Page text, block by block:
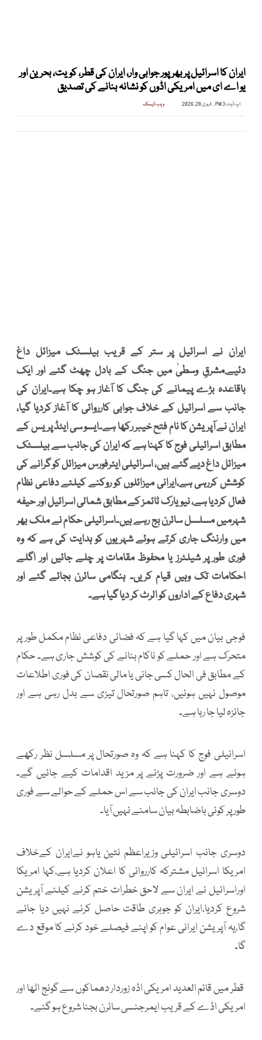
ایران کا اسرائیل پر بھرپور جوابی وار، ایران کی قطر، کویت، بحرین اور
یو اے ای میں امریکی اڈوں کو نشانہ بنانے کی تصدیق
اپ ڈیٹ:3 PM , فروری 28, 2026 ویب ڈیسک
ایران نے اسرائیل پر ستر کے قریب بیلسٹک میزائل داغ
دئیے.مشرقِ وسطیٰ میں جنگ کے بادل چھٹ گئے اور ایک
باقاعدہ بڑے پیمانے کی جنگ کا آغاز ہو چکا ہے۔ایران کی
جانب سے اسرائیل کے خلاف جوابی کارروائی کا آغاز کردیا گیا،
ایران نے آپریشن کا نام فتح خیبر رکھا ہے۔ایسو سی ایٹڈ پریس کے
مطابق اسرائیلی فوج کا کہنا ہے کہ ایران کی جانب سے بیلسٹک
میزائل داغ دیے گئے ہیں، اسرائیلی ایئرفورس میزائل کو گرانے کی
کوشش کررہی ہے،ایرانی میزائلوں کو روکنے کیلئے دفاعی نظام
فعال کردیا ہے، نیویارک ٹائمز کے مطابق شمالی اسرائیل اور حیفہ
شہرمیں مسلسل سائرن بج رہے ہیں۔اسرائیلی حکام نے ملک بھر
میں وارننگ جاری کرتے ہوئے شہریوں کو ہدایت کی ہے کہ وہ
فوری طور پر شیلٹرز یا محفوظ مقامات پر چلے جائیں اور اگلے
احکامات تک وہیں قیام کریں۔ ہنگامی سائرن بجائے گئے اور
شہری دفاع کے اداروں کو الرٹ کر دیا گیا ہے۔
فوجی بیان میں کہا گیا ہے کہ فضائی دفاعی نظام مکمل طور پر
متحرک ہے اور حملے کو ناکام بنانے کی کوشش جاری ہے۔ حکام
کے مطابق فی الحال کسی جانی یا مالی نقصان کی فوری اطلاعات
موصول نہیں ہوئیں، تاہم صورتحال تیزی سے بدل رہی ہے اور
جائزہ لیا جا رہا ہے۔
اسرائیلی فوج کا کہنا ہے کہ وہ صورتحال پر مسلسل نظر رکھے
ہوئے ہے اور ضرورت پڑنے پر مزید اقدامات کیے جائیں گے۔
دوسری جانب ایران کی جانب سے اس حملے کے حوالے سے فوری
طور پر کوئی باضابطہ بیان سامنے نہیں آیا۔
دوسری جانب اسرائیلی وزیراعظم نتین یاہو نےایران کےخلاف
امریکا اسرائیل مشترکہ کارروائی کا اعلان کردیا ہے،کہا امریکا
اوراسرائیل نے ایران سے لاحق خطرات ختم کرنے کیلئے آپریشن
شروع کردیا،ایران کو جوہری طاقت حاصل کرنے نہیں دیا جائے
گا،یہ آپریشن ایرانی عوام کو اپنے فیصلے خود کرنے کا موقع دے
گا۔
قطر میں قائم العديد امریکی اڈہ زوردار دھماکوں سے گونج اٹھا اور
امریکی اڈے کے قریب ایمرجنسی سائرن بجنا شروع ہو گئے۔